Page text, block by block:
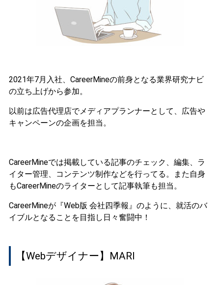
2021年7月入社、CareerMineの前身となる業界研究ナビ
の立ち上げから参加。
以前は広告代理店でメディアプランナーとして、広告や
キャンペーンの企画を担当。
CareerMineでは掲載している記事のチェック、編集、ラ
イター管理、コンテンツ制作などを行ってる。また自身
もCareerMineのライターとして記事執筆も担当。
CareerMineが『Web版 会社四季報』のように、就活のバ
イブルとなることを目指し日々奮闘中！
【Webデザイナー】MARI